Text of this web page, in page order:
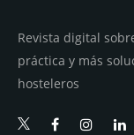
Revista digital
práctica y más
hosteleros